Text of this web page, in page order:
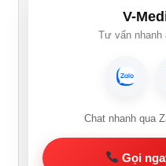
V-
Tư vấn nhanh
Chat nhanh qua
Gọi